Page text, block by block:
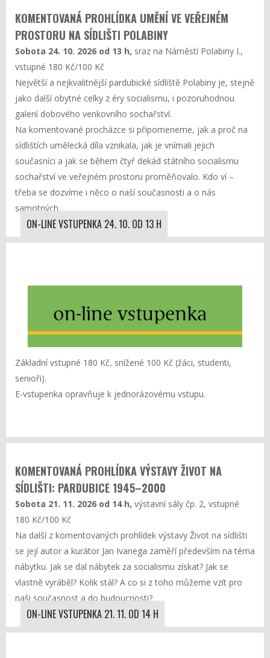
KOMENTOVANÁ PROHLÍDKA UMĚNÍ VE VEŘEJNÉM
PROSTORU NA SÍDLIŠTI POLABINY
Sobota 24. 10. 2026 od 13 h, sraz na Náměstí Polabiny I.,
vstupné 180 Kč/100 Kč
Největší a nejkvalitnější pardubické sídliště Polabiny je, stejně
jako další obytné celky z éry socialismu, i pozoruhodnou
galerií dobového venkovního sochařství.
Na komentované procházce si připomeneme, jak a proč na
sídlištích umělecká díla vznikala, jak je vnímali jejich
současníci a jak se během čtyř dekád státního socialismu
sochařství ve veřejném prostoru proměňovalo. Kdo ví –
třeba se dozvíme i něco o naší současnosti a o nás
samotných.
ON-LINE VSTUPENKA 24. 10. OD 13 H
Základní vstupné 180 Kč, snížené 100 Kč (žáci, studenti,
senioři).
E-vstupenka opravňuje k jednorázovému vstupu.
KOMENTOVANÁ PROHLÍDKA VÝSTAVY ŽIVOT NA
SÍDLIŠTI: PARDUBICE 1945–2000
Sobota 21. 11. 2026 od 14 h, výstavní sály čp. 2, vstupné
180 Kč/100 Kč
Na další z komentovaných prohlídek výstavy Život na sídlišti
se její autor a kurátor Jan Ivanega zaměří především na téma
nábytku. Jak se dal nábytek za socialismu získat? Jak se
vlastně vyráběl? Kolik stál? A co si z toho můžeme vzít pro
naši současnost a do budoucnosti?
ON-LINE VSTUPENKA 21. 11. OD 14 H